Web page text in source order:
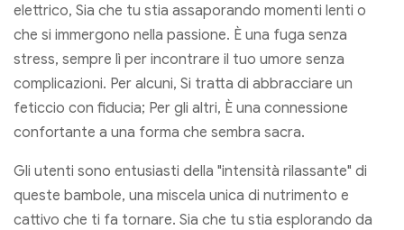
elettrico, Sia che tu stia assaporando momenti lenti o
che si immergono nella passione. È una fuga senza
stress, sempre lì per incontrare il tuo umore senza
complicazioni. Per alcuni, Si tratta di abbracciare un
feticcio con fiducia; Per gli altri, È una connessione
confortante a una forma che sembra sacra.
Gli utenti sono entusiasti della "intensità rilassante" di
queste bambole, una miscela unica di nutrimento e
cattivo che ti fa tornare. Sia che tu stia esplorando da